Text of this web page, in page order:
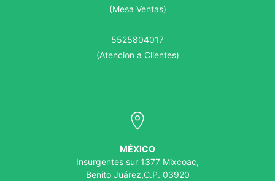
MÉXICO
Insurgentes sur 1377 Mixcoac,
Benito Juárez,C.P. 03920
(Mesa Ventas)
5525804017
(Atencion a Clientes)